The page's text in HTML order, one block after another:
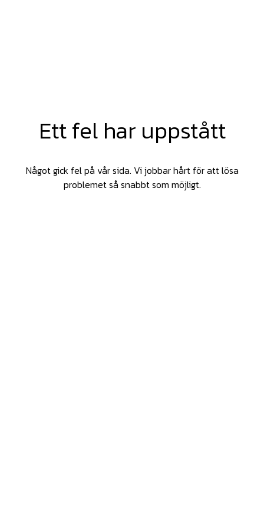
Ett fel har uppstått
Något gick fel på vår sida. Vi jobbar hårt för att lösa
problemet så snabbt som möjligt.